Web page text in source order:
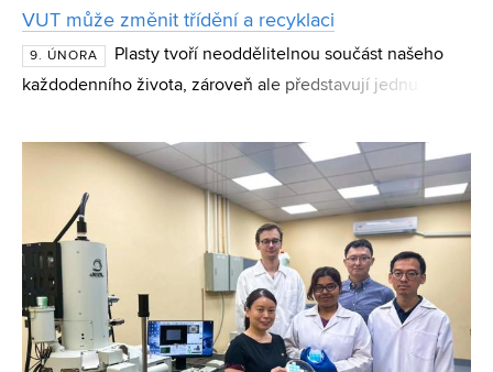
VUT může změnit třídění a recyklaci
9. ÚNORA
Plasty tvoří neoddělitelnou součást našeho
každodenního života, zároveň ale představují jednu z
je třídíme, velká část plastového odpadu končí